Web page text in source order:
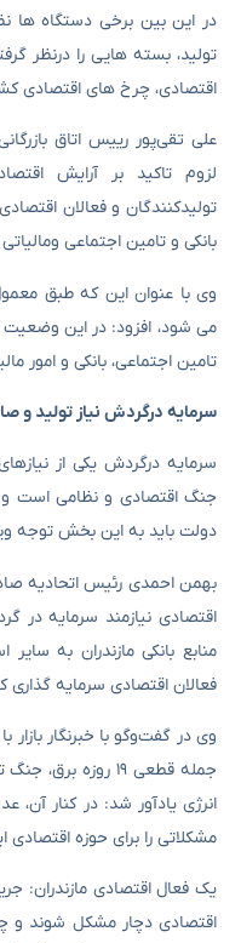
در این بین برخی دستگاه ها
تولید، بسته هایی را درنظر
اقتصادی، چرخ های اقتصادی
علی تقی‌پور رییس اتاق
لزوم تاکید بر آرایش
تولیدکنندگان و فعالان
بانکی و تامین اجتماعی
وی با عنوان این که طبق
می شود، افزود: در این
تامین اجتماعی، بانکی و امور
سرمایه درگردش نیاز تولید و
سرمایه درگردش یکی از
جنگ اقتصادی و نظامی است و
دولت باید به این بخش توجه
بهمن احمدی رئیس اتحادیه
اقتصادی نیازمند سرمایه در
منابع بانکی مازندران به
فعالان اقتصادی سرمایه گذاری
وی در گفت‌وگو با خبرنگار
جمله قطعی ۱۹ روزه
انرژی یادآور شد: در کنار
مشکلاتی را برای حوزه اقتصادی
یک فعال اقتصادی مازندران:
اقتصادی دچار مشکل شوند و